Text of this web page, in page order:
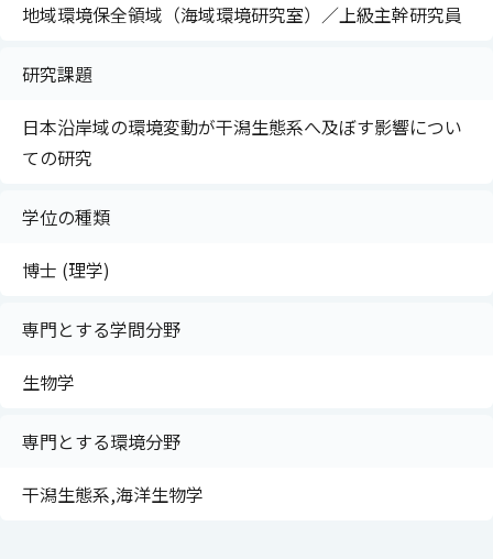
地域環境保全領域（海域環境研究室）／上級主幹研究員
研究課題
日本沿岸域の環境変動が干潟生態系へ及ぼす影響につい
ての研究
学位の種類
博士 (理学)
専門とする学問分野
生物学
専門とする環境分野
干潟生態系,海洋生物学